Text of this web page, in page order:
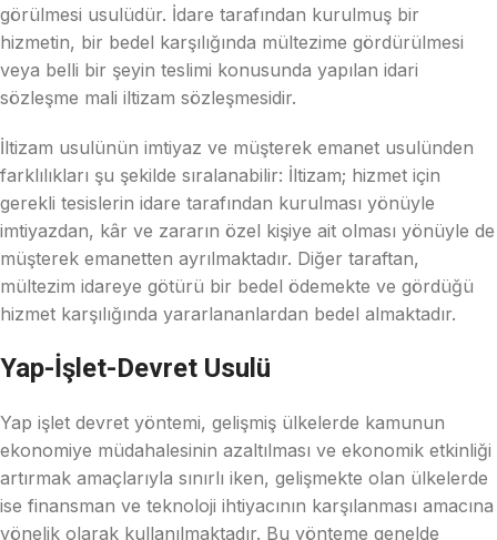
görülmesi usulüdür. İdare tarafından kurulmuş bir
hizmetin, bir bedel karşılığında mültezime gördürülmesi
veya belli bir şeyin teslimi konusunda yapılan idari
sözleşme mali iltizam sözleşmesidir.
İltizam usulünün imtiyaz ve müşterek emanet usulünden
farklılıkları şu şekilde sıralanabilir: İltizam; hizmet için
gerekli tesislerin idare tarafından kurulması yönüyle
imtiyazdan, kâr ve zararın özel kişiye ait olması yönüyle de
müşterek emanetten ayrılmaktadır. Diğer taraftan,
mültezim idareye götürü bir bedel ödemekte ve gördüğü
hizmet karşılığında yararlananlardan bedel almaktadır.
Yap-İşlet-Devret Usulü
Yap işlet devret yöntemi, gelişmiş ülkelerde kamunun
ekonomiye müdahalesinin azaltılması ve ekonomik etkinliği
artırmak amaçlarıyla sınırlı iken, gelişmekte olan ülkelerde
ise finansman ve teknoloji ihtiyacının karşılanması amacına
yönelik olarak kullanılmaktadır. Bu yönteme genelde